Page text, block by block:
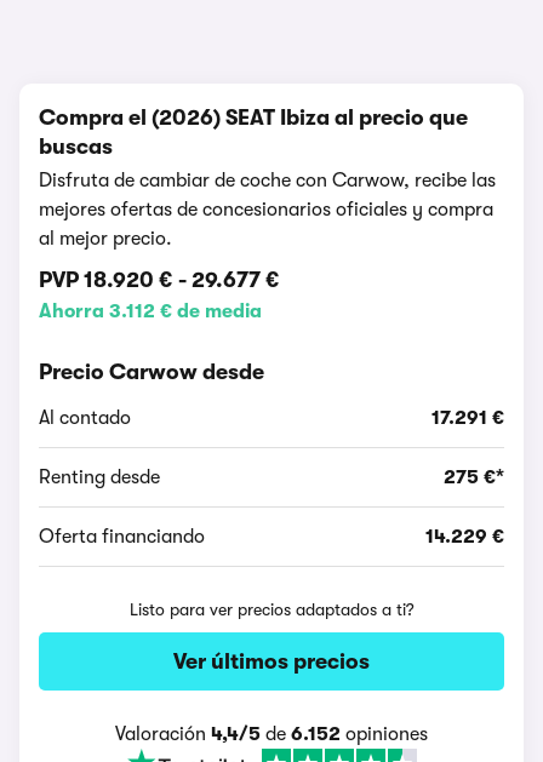
Compra el (2026) SEAT Ibiza al precio que
buscas
Disfruta de cambiar de coche con Carwow, recibe las
mejores ofertas de concesionarios oficiales y compra
al mejor precio.
PVP 18.920 € - 29.677 €
Ahorra 3.112 € de media
Precio Carwow desde
Al contado 17.291 €
Renting desde 275 €*
Oferta financiando 14.229 €
Listo para ver precios adaptados a ti?
Ver últimos precios
Valoración 4,4/5 de 6.152 opiniones